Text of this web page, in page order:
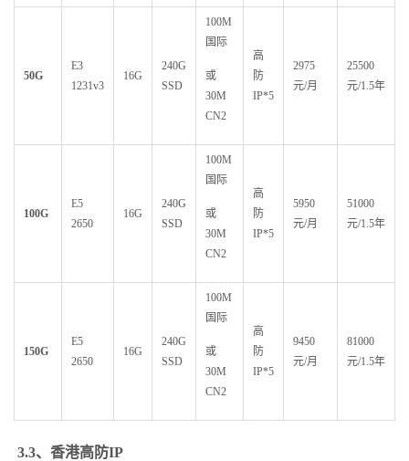
50G
E3
1231v3
16G
240G
SSD
100M
国际
或
30M
CN2
高
防
IP*5
2975
元/月
25500
元/1.5年
100G
E5
2650
16G
240G
SSD
100M
国际
或
30M
CN2
高
防
IP*5
5950
元/月
51000
元/1.5年
150G
E5
2650
16G
240G
SSD
100M
国际
或
30M
CN2
高
防
IP*5
9450
元/月
81000
元/1.5年
3.3、香港高防IP